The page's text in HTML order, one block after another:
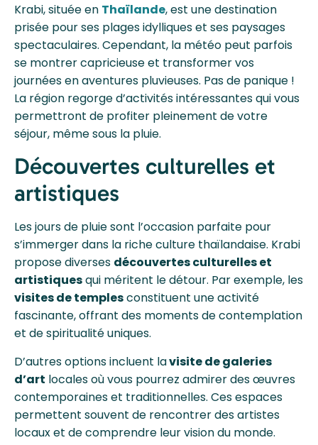
Krabi, située en Thaïlande, est une destination
prisée pour ses plages idylliques et ses paysages
spectaculaires. Cependant, la météo peut parfois
se montrer capricieuse et transformer vos
journées en aventures pluvieuses. Pas de panique !
La région regorge d’activités intéressantes qui vous
permettront de profiter pleinement de votre
séjour, même sous la pluie.
Découvertes culturelles et
artistiques
Les jours de pluie sont l’occasion parfaite pour
s’immerger dans la riche culture thaïlandaise. Krabi
propose diverses découvertes culturelles et
artistiquesqui méritent le détour. Par exemple, les
visites de templesconstituent une activité
fascinante, offrant des moments de contemplation
et de spiritualité uniques.
D’autres options incluent lavisite de galeries
d’art locales où vous pourrez admirer des œuvres
contemporaines et traditionnelles. Ces espaces
permettent souvent de rencontrer des artistes
locaux et de comprendre leur vision du monde.